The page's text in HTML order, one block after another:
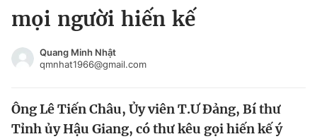
Chào ngày mới
Tin thị trường Tin 360
Tin đã lưu
Tin đã xem
mọi người hiến kế
Quang Minh Nhật
qmnhat1966@gmail.com
Ông Lê Tiến Châu, Ủy viên T.Ư Đảng, Bí thư
Tỉnh ủy Hậu Giang, có thư kêu gọi hiến kế ý